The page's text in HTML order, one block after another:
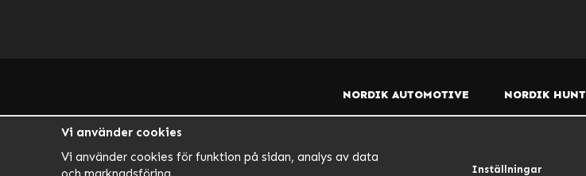
NORDIK AUTOMOTIVE NORDIK HUNT
Vi använder cookies
Vi använder cookies för funktion på sidan, analys av data
Inställningar